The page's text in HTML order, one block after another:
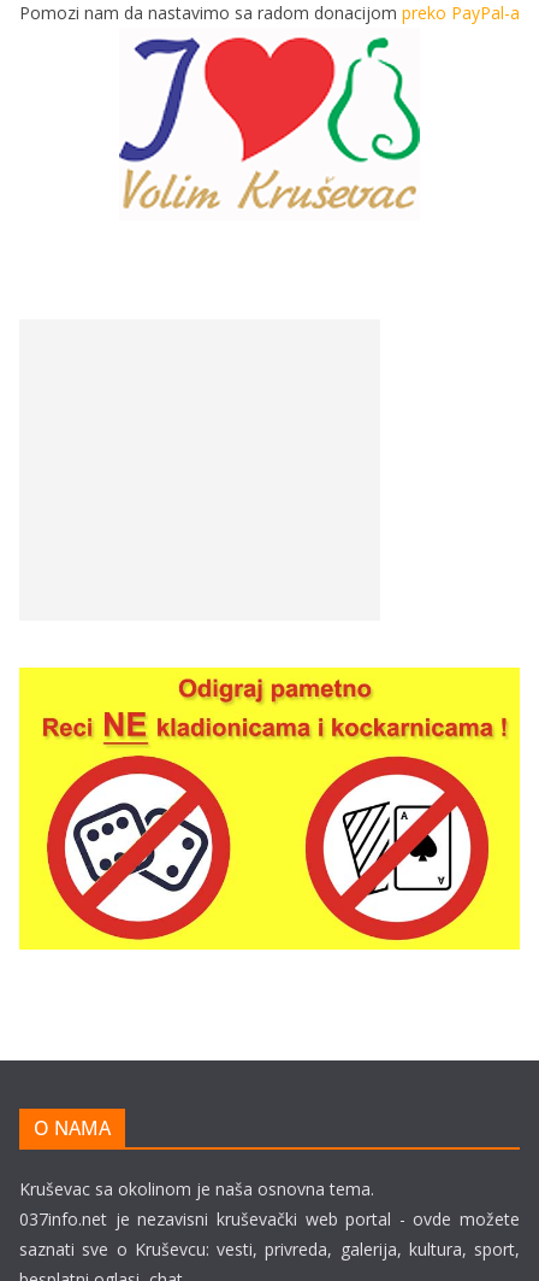
Pomozi nam da nastavimo sa radom donacijom preko PayPal-a
O NAMA
Kruševac sa okolinom je naša osnovna tema.
037info.net je nezavisni kruševački web portal - ovde možete
saznati sve o Kruševcu: vesti, privreda, galerija, kultura, sport,